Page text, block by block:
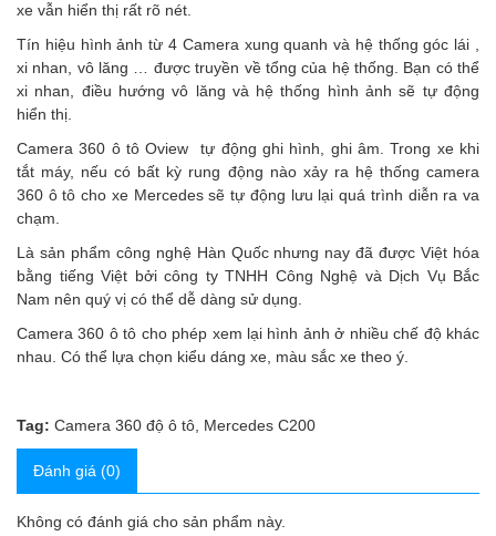
xe vẫn hiển thị rất rõ nét.
Tín hiệu hình ảnh từ 4 Camera xung quanh và hệ thống góc lái ,
xi nhan, vô lăng … được truyền về tổng của hệ thống. Bạn có thể
xi nhan, điều hướng vô lăng và hệ thống hình ảnh sẽ tự động
hiển thị.
Camera 360 ô tô Oview tự động ghi hình, ghi âm. Trong xe khi
tắt máy, nếu có bất kỳ rung động nào xảy ra hệ thống camera
360 ô tô cho xe Mercedessẽ tự động lưu lại quá trình diễn ra va
chạm.
Là sản phẩm công nghệ Hàn Quốc nhưng nay đã được Việt hóa
bằng tiếng Việt bởi công ty TNHH Công Nghệ và Dịch Vụ Bắc
Nam nên quý vị có thể dễ dàng sử dụng.
Camera 360 ô tô cho phép xem lại hình ảnh ở nhiều chế độ khác
nhau. Có thể lựa chọn kiểu dáng xe, màu sắc xe theo ý.
Tag: Camera 360 độ ô tô Mercedes C200
Đánh giá (0)
Không có đánh giá cho sản phẩm này.